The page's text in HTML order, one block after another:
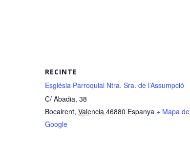
RECINTE
Església Parroquial Ntra. Sra. de l’Assumpció
C/ Abadia, 38
Bocairent, Valencia 46880 Espanya + Mapa de
Google